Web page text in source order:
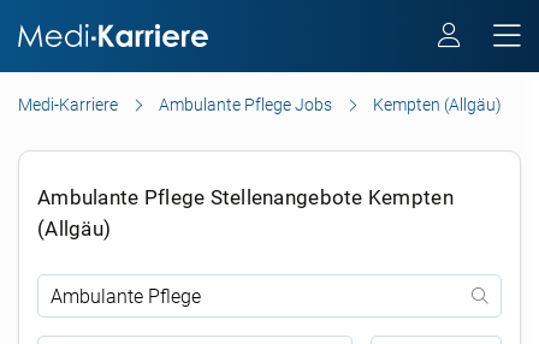
Medi-Karriere Ambulante Pflege Jobs Kempten (Allgäu)
Ambulante Pflege Stellenangebote Kempten
(Allgäu)